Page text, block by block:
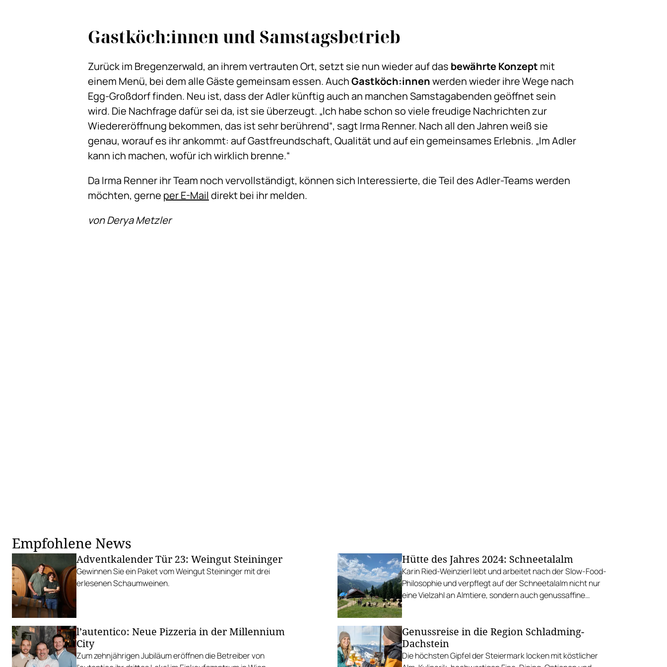
Gastköch:innen und Samstagsbetrieb
Zurück im Bregenzerwald, an ihrem vertrauten Ort, setzt sie nun wieder auf das bewährte Konzept mit
einem Menü, bei dem alle Gäste gemeinsam essen. AuchGastköch:innenwerden wieder ihre Wege nach
Egg-Großdorf finden. Neu ist, dass der Adler künftig auch an manchen Samstagabenden geöffnet sein
wird. Die Nachfrage dafür sei da, ist sie überzeugt. „Ich habe schon so viele freudige Nachrichten zur
Wiedereröffnung bekommen, das ist sehr berührend“, sagt Irma Renner. Nach all den Jahren weiß sie
genau, worauf es ihr ankommt: auf Gastfreundschaft, Qualität und auf ein gemeinsames Erlebnis. „Im Adler
kann ich machen, wofür ich wirklich brenne.“
Da Irma Renner ihr Team noch vervollständigt, können sich Interessierte, die Teil des Adler-Teams werden
möchten, gerne per E-Mail direkt bei ihr melden.
von Derya Metzler
Empfohlene News
Adventkalender Tür 23: Weingut Steininger
Gewinnen Sie ein Paket vom Weingut Steininger mit drei
erlesenen Schaumweinen.
Hütte des Jahres 2024: Schneetalalm
Karin Ried-Weinzierl lebt und arbeitet nach der Slow-Food-
Philosophie und verpflegt auf der Schneetalalm nicht nur
eine Vielzahl an Almtiere, sondern auch genussaffine
l’autentico: Neue Pizzeria in der Millennium
City
Zum zehnjährigen Jubiläum eröffnen die Betreiber von
Genussreise in die Region Schladming-
Dachstein
Die höchsten Gipfel der Steiermark locken mit köstlicher